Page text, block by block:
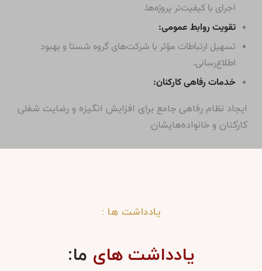
اجرای با کیفیت‌تر پروژه‌ها.
تقویت روابط عمومی:
تسهیل ارتباطات مؤثر با شرکت‌های گروه شستا و بهبود
اطلاع‌رسانی.
خدمات رفاهی کارکنان:
ایجاد نظام رفاهی جامع برای افزایش انگیزه و رضایت شغلی
کارکنان و خانواده‌هایشان.
یادداشت ها :
یادداشت های ما: